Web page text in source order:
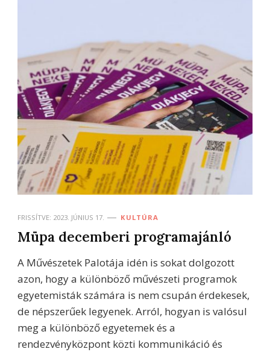
FRISSÍTVE: 2023. JÚNIUS 17. KULTÚRA
Müpa decemberi programajánló
A Művészetek Palotája idén is sokat dolgozott
azon, hogy a különböző művészeti programok
egyetemisták számára is nem csupán érdekesek,
de népszerűek legyenek. Arról, hogyan is valósul
meg a különböző egyetemek és a
rendezvényközpont közti kommunikáció és